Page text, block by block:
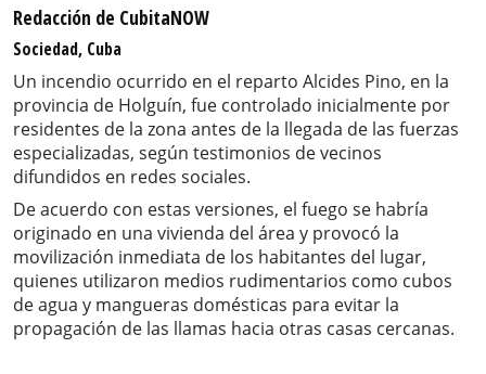
Redacción de CubitaNOW
Sociedad, Cuba
Un incendio ocurrido en el reparto Alcides Pino, en la
provincia de Holguín, fue controlado inicialmente por
residentes de la zona antes de la llegada de las fuerzas
especializadas, según testimonios de vecinos
difundidos en redes sociales.
De acuerdo con estas versiones, el fuego se habría
originado en una vivienda del área y provocó la
movilización inmediata de los habitantes del lugar,
quienes utilizaron medios rudimentarios como cubos
de agua y mangueras domésticas para evitar la
propagación de las llamas hacia otras casas cercanas.